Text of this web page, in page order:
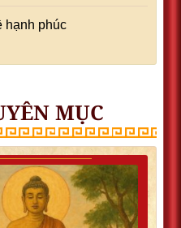
hạnh phúc
MỤC